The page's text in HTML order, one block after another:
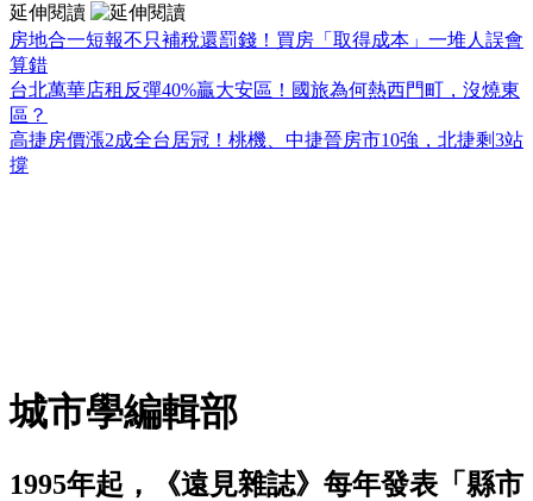
延伸閱讀
房地合一短報不只補稅還罰錢！買房「取得成本」一堆人誤會
算錯
台北萬華店租反彈40%贏大安區！國旅為何熱西門町，沒燒東
區？
高捷房價漲2成全台居冠！桃機、中捷晉房市10強，北捷剩3站
撐
城市學編輯部
1995年起，《遠見雜誌》每年發表「縣市